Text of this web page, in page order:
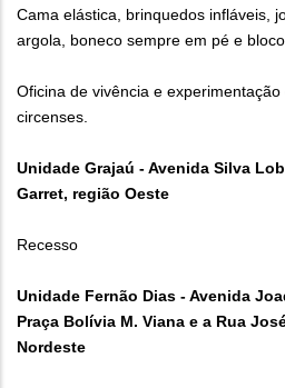
Cama elástica, brinquedos infláveis,
argola, boneco sempre em pé e
Oficina de vivência e
circenses.
Unidade Grajaú - Avenida Silva
Garret, região Oeste
Recesso
Unidade Fernão Dias - Avenida
Praça Bolívia M. Viana e a Rua
Nordeste